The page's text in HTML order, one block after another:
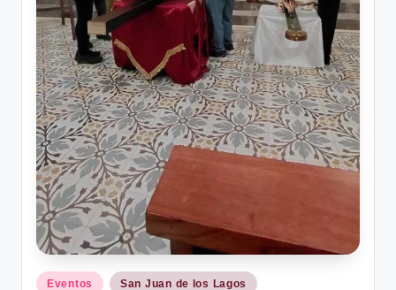
Publicado
Eventos San Juan de los Lagos